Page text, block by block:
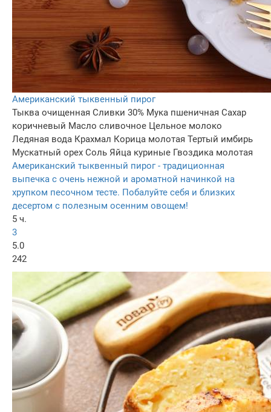
Американский тыквенный пирог
Тыква очищенная Сливки 30% Мука пшеничная Сахар
коричневый Масло сливочное Цельное молоко
Ледяная вода Крахмал Корица молотая Тертый имбирь
Мускатный орех Соль Яйца куриные Гвоздика молотая
Американский тыквенный пирог - традиционная
выпечка с очень нежной и ароматной начинкой на
хрупком песочном тесте. Побалуйте себя и близких
десертом с полезным осенним овощем!
5 ч.
3
5.0
242